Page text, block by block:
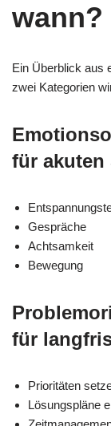
wann?
Ein Überblick aus
zwei Kategorien
für akuten
Gespräche
Achtsamkeit
Bewegung
für
Prioritäten
Lösungspläne